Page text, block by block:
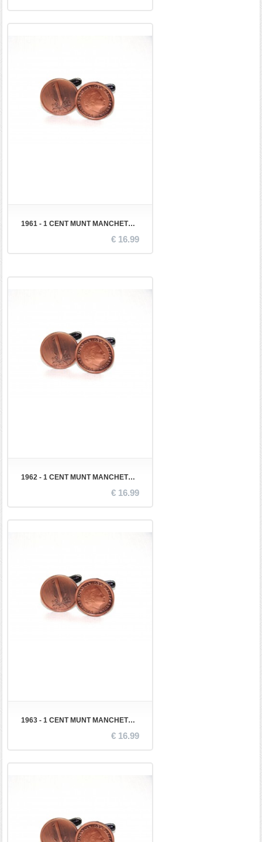
1961 - 1 CENT MUNT MANCHETKNOPEN
€ 16.99
1962 - 1 CENT MUNT MANCHETKNOPEN
€ 16.99
1963 - 1 CENT MUNT MANCHETKNOPEN
€ 16.99